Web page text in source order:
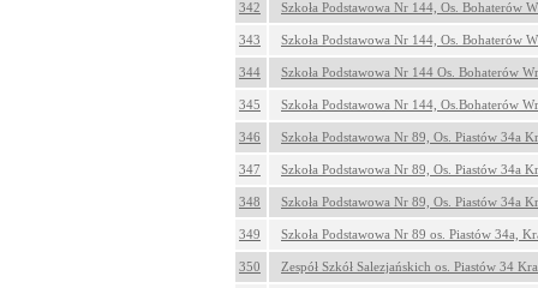
342 Szkoła Podstawowa Nr 144, Os. Bohaterów
343 Szkoła Podstawowa Nr 144, Os. Bohaterów
344 Szkoła Podstawowa Nr 144 Os. Bohaterów
345 Szkoła Podstawowa Nr 144, Os.Bohaterów
346 Szkoła Podstawowa Nr 89, Os. Piastów 34a
347 Szkoła Podstawowa Nr 89, Os. Piastów 34a
348 Szkoła Podstawowa Nr 89, Os. Piastów 34a
349 Szkoła Podstawowa Nr 89 os. Piastów 34a,
350 Zespół Szkół Salezjańskich os. Piastów 34